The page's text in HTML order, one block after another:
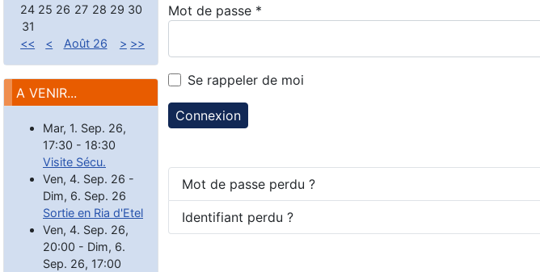
24 25 26 27 28 29 30
31
<<
< Août 26 > >>
A VENIR...
Mar, 1. Sep. 26,
17:30 - 18:30
Visite Sécu.
Ven, 4. Sep. 26 -
Dim, 6. Sep. 26
Sortie en Ria d'Etel
Ven, 4. Sep. 26,
20:00 - Dim, 6.
Sep. 26, 17:00
Mot de passe *
Se rappeler de moi
Connexion
Mot de passe perdu ?
Identifiant perdu ?